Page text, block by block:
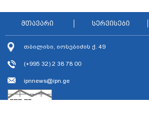
მთავარი სერვისები
თბილისი, იოსებიძის ქ. 49
(+995 32) 2 38 78 00
ipnnews@ipn.ge